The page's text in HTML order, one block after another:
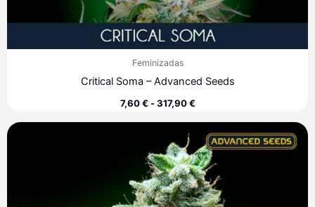
Feminizadas
Critical Soma – Advanced Seeds
7,60€ - 317,90€
de
precios:
desde
7,60 €
hasta
313,40 €